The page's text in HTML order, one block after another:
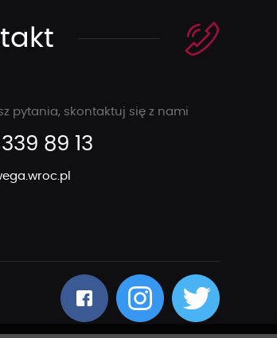
pytania, skontaktuj się z nami
339 89 13